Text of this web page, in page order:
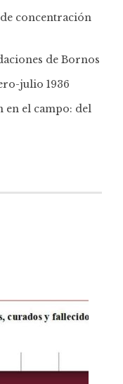
concentración
de Bornos
julio 1936
en el campo: del